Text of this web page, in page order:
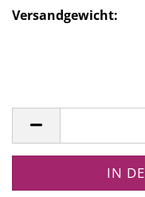
Versandgewicht: